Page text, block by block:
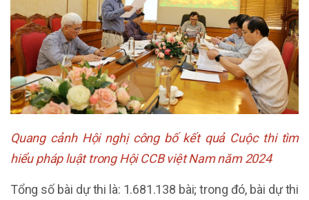
Quang cảnh Hội nghị công bố kết quả Cuộc thi tìm
hiểu pháp luật trong Hội CCB việt Nam năm 2024
Tổng số bài dự thi là: 1.681.138 bài; trong đó, bài dự thi